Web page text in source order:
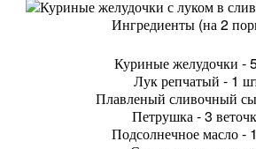
Ингредиенты (на 2
Куриные желудочки -
Лук репчатый - 1
Плавленый сливочный
Петрушка - 3
Подсолнечное масло -